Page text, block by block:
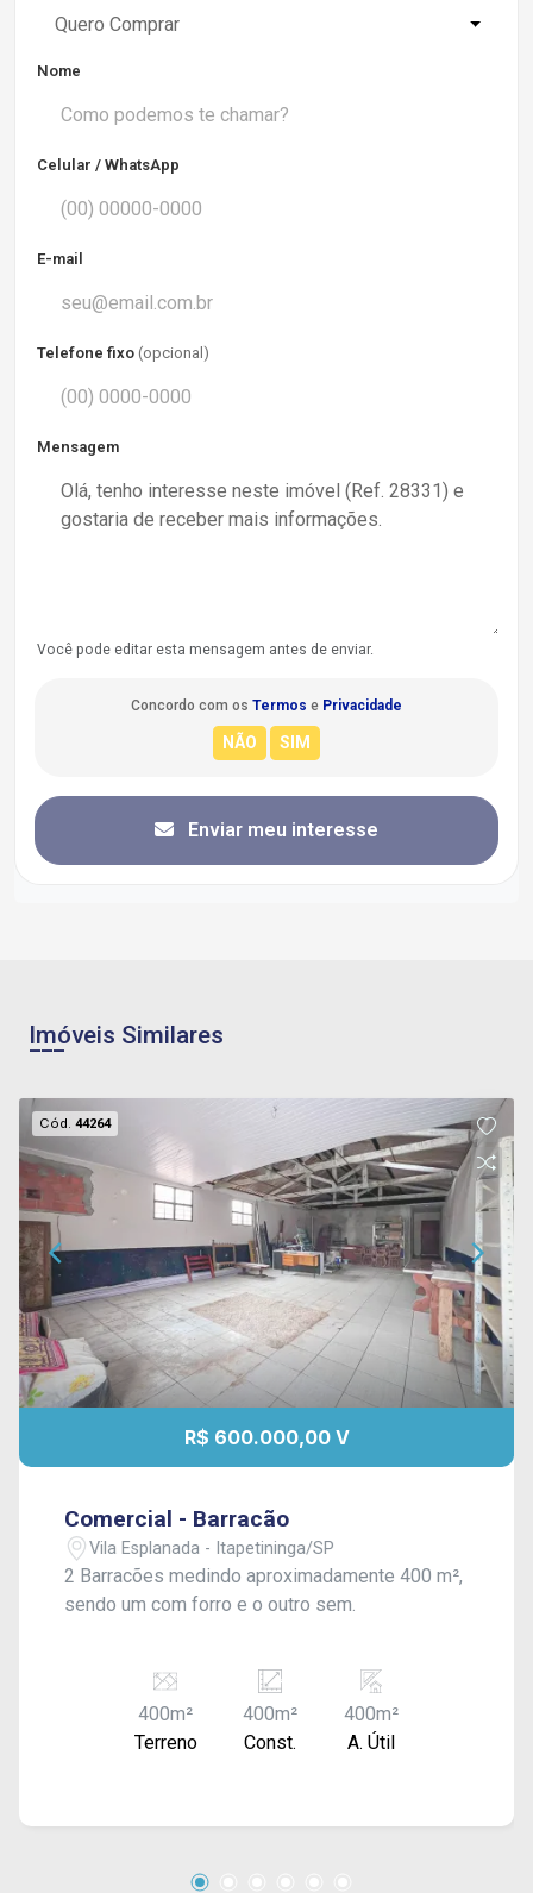
Quero Comprar
Nome
Celular / WhatsApp
E-mail
Telefone fixo (opcional)
Mensagem
Você pode editar esta mensagem antes de enviar.
Concordo com os Termos e Privacidade
Enviar meu interesse
Imóveis Similares
Cód.44264
R$ 600.000,00 V
Comercial - Barracão
Vila Esplanada - Itapetininga/SP
2 Barracões medindo aproximadamente 400 m²,
sendo um com forro e o outro sem.
400m²
Terreno
400m²
Const.
400m²
A. Útil